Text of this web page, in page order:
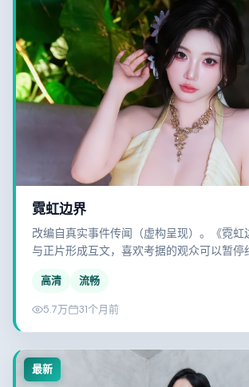
霓虹边界
改编自真实事件传闻（虚构呈现）。《霓虹
与正片形成互文，喜欢考据的观众可以暂停
高清 流畅
5.7万 31个月前
最新